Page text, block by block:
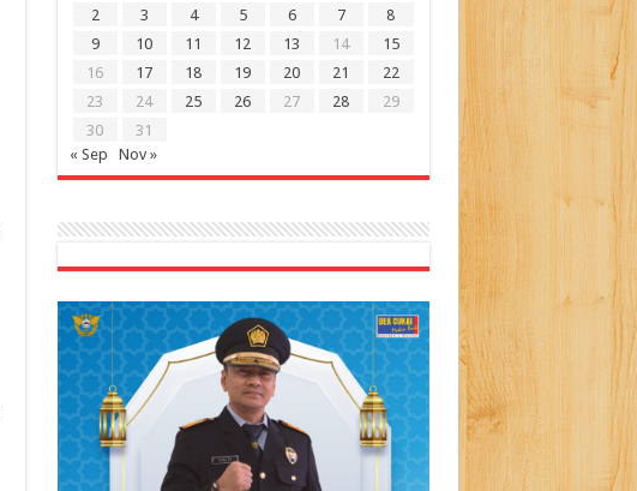
2
3 4 5 6 7
8
9
10 11 12 13 14
15
16
17 18 19 20 21
22
23
24 25 26 27 28
29
30
31
« Sep
Nov »